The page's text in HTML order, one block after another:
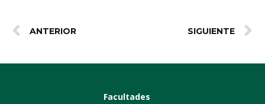
ANTERIOR SIGUIENTE
Facultades